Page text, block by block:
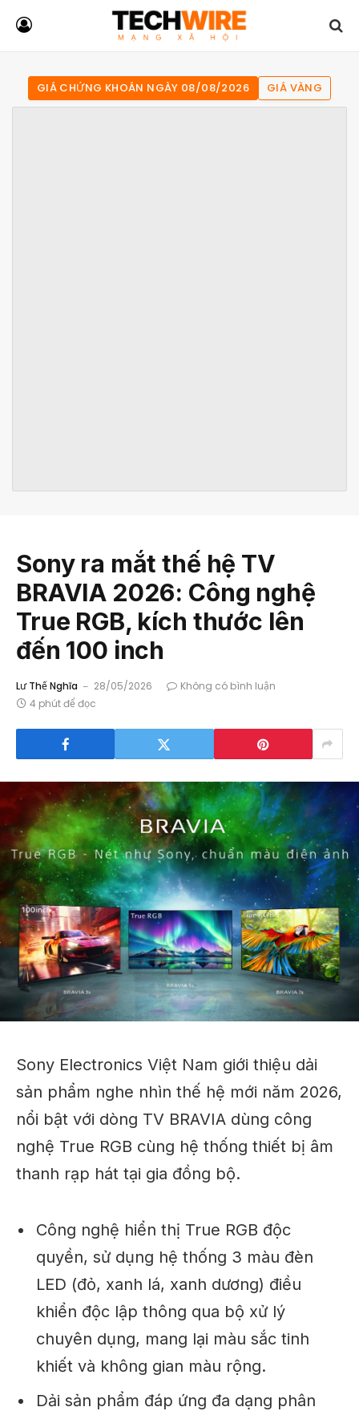
GIÁ CHỨNG KHOÁN NGÀY 08/08/2026 GIÁ VÀNG
Sony ra mắt thế hệ TV
BRAVIA 2026: Công nghệ
True RGB, kích thước lên
đến 100 inch
Lư Thế Nghĩa 28/05/2026
Không có bình luận
4 phút để đọc
Sony Electronics Việt Nam giới thiệu dải
sản phẩm nghe nhìn thế hệ mới năm 2026,
nổi bật với dòng TV BRAVIA dùng công
nghệ True RGB cùng hệ thống thiết bị âm
thanh rạp hát tại gia đồng bộ.
Công nghệ hiển thị True RGB độc
quyền, sử dụng hệ thống 3 màu đèn
LED (đỏ, xanh lá, xanh dương) điều
khiển độc lập thông qua bộ xử lý
chuyên dụng, mang lại màu sắc tinh
khiết và không gian màu rộng.
Dải sản phẩm đáp ứng đa dạng phân